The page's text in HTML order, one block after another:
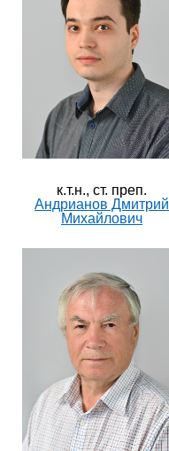
к.т.н., ​ст. преп.
Андрианов Дмитрий
Михайлович